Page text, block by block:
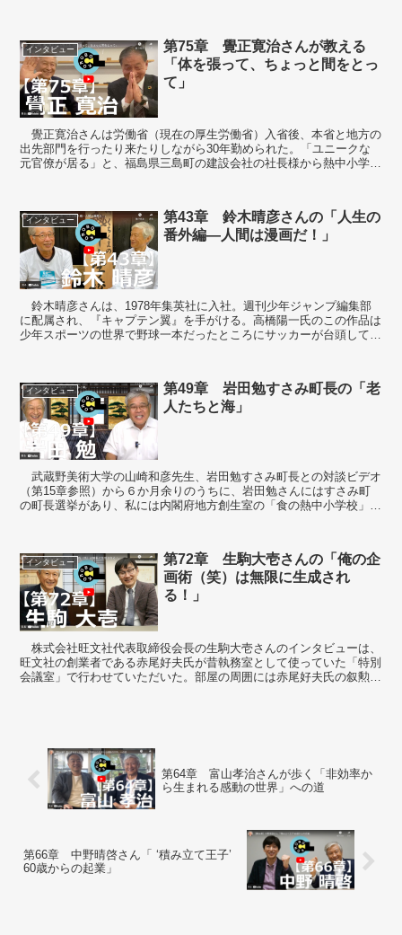
インタビュー
第75章 覺正寛治さんが教える
「体を張って、ちょっと間をとっ
て」
覺正寛治さんは労働省（現在の厚生労働省）入省後、本省と地方の
出先部門を行ったり来たりしながら30年勤められた。「ユニークな
元官僚が居る」と、福島県三島町の建設会社の社長様から熱中小学校
インタビュー
第43章 鈴木晴彦さんの「人生の
番外編―人間は漫画だ！」
鈴木晴彦さんは、1978年集英社に入社。週刊少年ジャンプ編集部
に配属され、『キャプテン翼』を手がける。高橋陽一氏のこの作品は
少年スポーツの世界で野球一本だったところにサッカーが台頭してい
インタビュー
第49章 岩田勉すさみ町長の「老
人たちと海」
武蔵野美術大学の山崎和彦先生、岩田勉すさみ町長との対談ビデオ
（第15章参照）から６か月余りのうちに、岩田勉さんにはすさみ町
の町長選挙があり、私には内閣府地方創生室の「食の熱中小学校」の
インタビュー
第72章 生駒大壱さんの「俺の企
画術（笑）は無限に生成され
る！」
株式会社旺文社代表取締役会長の生駒大壱さんのインタビューは、
旺文社の創業者である赤尾好夫氏が昔執務室として使っていた「特別
会議室」で行わせていただいた。部屋の周囲には赤尾好夫氏の叙勲関
第64章 富山孝治さんが歩く「非効率か
ら生まれる感動の世界」への道
第66章 中野晴啓さん「 ‘積み立て王子’
60歳からの起業」